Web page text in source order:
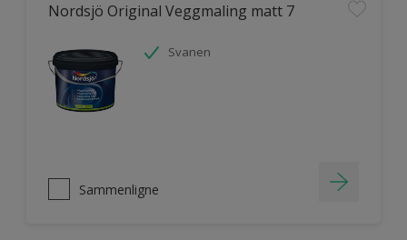
Nordsjö Original Veggmaling matt 7
Svanen
Sammenligne